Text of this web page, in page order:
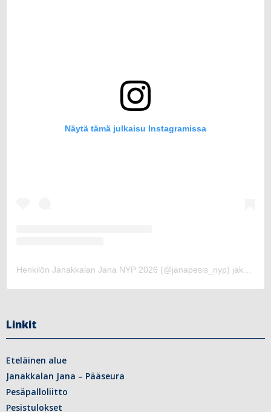
Näytä tämä julkaisu Instagramissa
Henkilön Janakkalan Jana NYP 2026 (@janapesis_nyp) jakama julkaisu
Linkit
Eteläinen alue
Janakkalan Jana – Pääseura
Pesäpalloliitto
Pesistulokset